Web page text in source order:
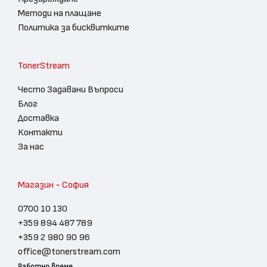
Методи на плащане
Политика за бисквитките
TonerStream
Често Задавани Въпроси
Блог
Доставка
Контакти
За нас
Магазин - София
0700 10 130
+359 894 487 789
+359 2 980 90 96
office@tonerstream.com